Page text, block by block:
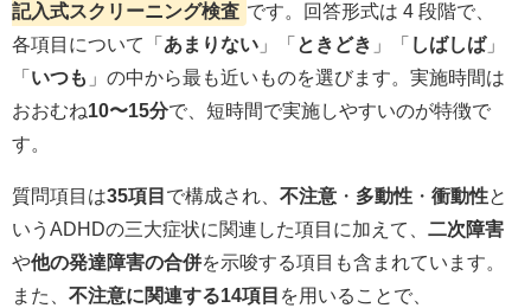
記入式スクリーニング検査 です。回答形式は 4 段階で、
各項目について「 あまりない 」「 ときどき 」「 しばしば」
「 いつも 」の中から最も近いものを選びます。実施時間は
おおむね10〜15分で、短時間で実施しやすいのが特徴で
す。
質問項目は35項目 で構成され、 不注意 ・ 多動性 ・ 衝動性と
いうADHDの三大症状に関連した項目に加えて、 二次障害
や他の発達障害の合併を示唆する項目も含まれています。
また、 不注意に関連する14項目 を用いることで、